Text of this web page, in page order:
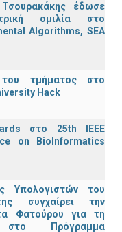
έδωσε
ομιλία στο
Algorithms, SEA
του τμήματος στο
Hack
στο 25th IEEE
on BioInformatics
Υπολογιστών του
συγχαίρει την
Φατούρου για τη
Πρόγραμμα